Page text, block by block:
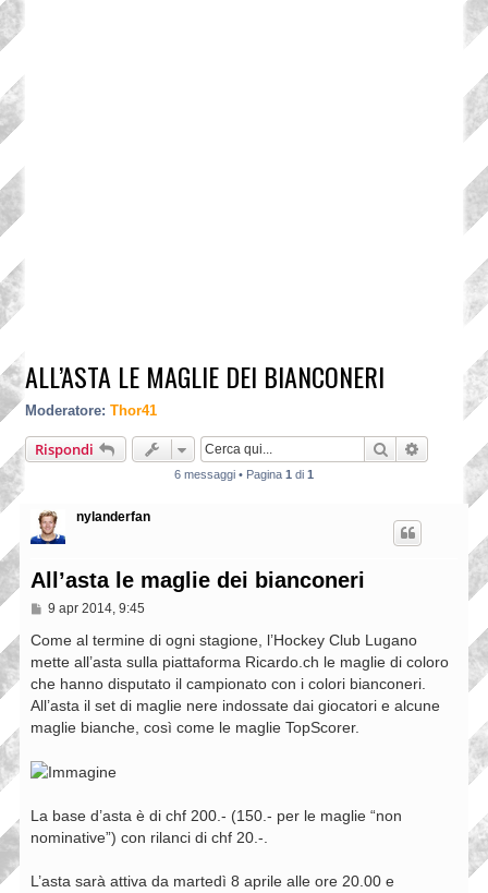
ALL’ASTA LE MAGLIE DEI BIANCONERI
Moderatore: Thor41
Rispondi Cerca Ricerca
6 messaggi • Pagina 1 di 1
nylanderfan
All’asta le maglie dei bianconeri
M
s
a
g
g
i
o
9 apr 2014, 9:45
Come al termine di ogni stagione, l’Hockey Club Lugano
mette all’asta sulla piattaforma Ricardo.ch le maglie di coloro
che hanno disputato il campionato con i colori bianconeri.
All’asta il set di maglie nere indossate dai giocatori e alcune
maglie bianche, così come le maglie TopScorer.
La base d’asta è di chf 200.- (150.- per le maglie “non
nominative”) con rilanci di chf 20.-.
L’asta sarà attiva da martedì 8 aprile alle ore 20.00 e